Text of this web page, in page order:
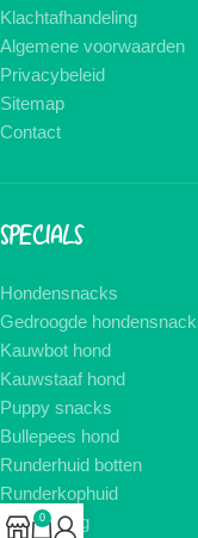
Klachtafhandeling
Algemene voorwaarden
Privacybeleid
Sitemap
Contact
SPECIALS
Hondensnacks
Gedroogde
Kauwbot hond
Kauwstaaf hond
Puppy snacks
Bullepees hond
Runderhuid botten
Runderkophuid
Runderlong
0